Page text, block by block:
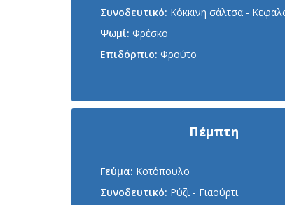
Συνοδευτικό: Κόκκινη σάλτσα -
Ψωμί: Φρέσκο
Επιδόρπιο: Φρούτο
Πέμπτη
Γεύμα: Κοτόπουλο
Συνοδευτικό: Ρύζι - Γιαούρτι